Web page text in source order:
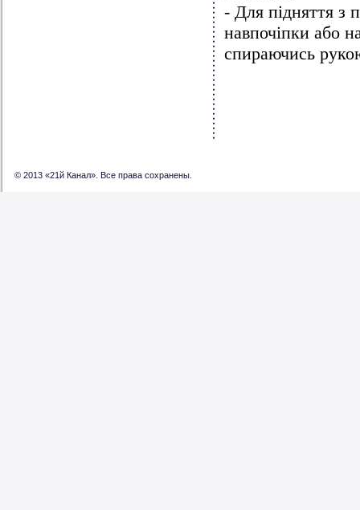
- Для підняття з
навпочіпки або
спираючись
© 2013 «21й Канал». Все права сохранены.